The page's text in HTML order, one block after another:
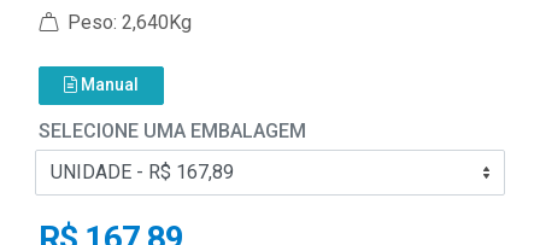
Peso: 2,640Kg
Manual
SELECIONE UMA EMBALAGEM